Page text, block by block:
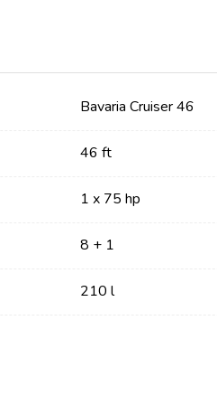
Bavaria Cruiser 46
46 ft
1 x 75 hp
8 + 1
210 l
Biograd na Moru